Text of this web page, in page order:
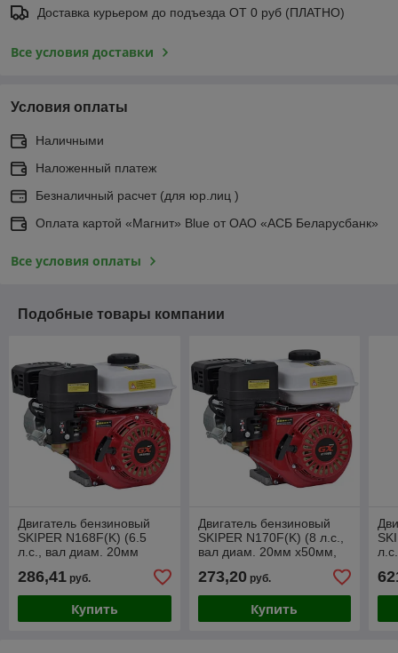
Доставка курьером до подъезда ОТ 0 руб (ПЛАТНО)
Все условия доставки
Условия оплаты
Наличными
Наложенный платеж
Безналичный расчет (для юр.лиц )
Оплата картой «Магнит» Blue от ОАО «АСБ Беларусбанк»
Все условия оплаты
Подобные товары компании
Двигатель бензиновый
SKIPER N168F(K) (6.5
л.с., вал диам. 20мм
286,41 руб.
Купить
Двигатель бензиновый
SKIPER N170F(K) (8 л.с.,
вал диам. 20мм х50мм,
273,20руб.
Купить